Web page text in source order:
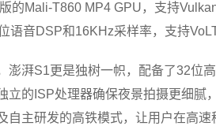
的Mali-T860 MP4 GPU，支持
语音DSP和16KHz采样率，支持
澎湃S1更是独树一帜，配备了32位
立的ISP处理器确保夜景拍摄更细腻
自主研发的高铁模式，让用户在高速